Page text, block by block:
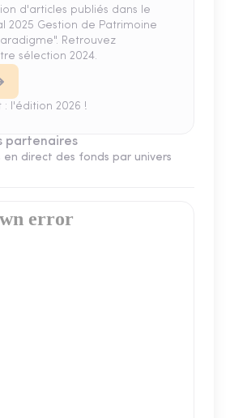
d'articles publiés dans le
2025 Gestion de Patrimoine
Retrouvez
sélection 2024.
l'édition 2026 !
partenaires
en direct des fonds par univers